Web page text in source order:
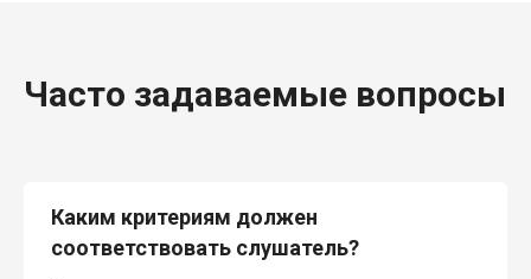
Часто задаваемые вопросы
Каким критериям должен
соответствовать слушатель?